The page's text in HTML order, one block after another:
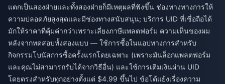
แตกเป็นสองฝ่ายและทั้งสองฝ่ายก็มีเหตุผลที่ฟังขึ้น ช่องทางทางการให้
ความปลอดภัยสูงสุดและมีช่องทางสนับสนุน; บริการ UID ที่เชื่อถือได้
มักให้ราคาที่คุ้มค่ากว่าเพราะเลี่ยงภาษีแพลตฟอร์ม ความเห็นของผม
หลังจากทดสอบทั้งสองแบบ — ใช้การซื้อในแอปทางการสำหรับ
กิจกรรมโบนัสการซื้อครั้งแรกโดยเฉพาะ (เพราะมันล็อกแพลตฟอร์ม
และคุณไม่สามารถรับได้จากวิธีอื่น) และใช้การเติมเงินผ่าน UID
โดยตรงสำหรับทุกอย่างตั้งแต่ $4.99 ขึ้นไป ข้อโต้แย้งเรื่องความ